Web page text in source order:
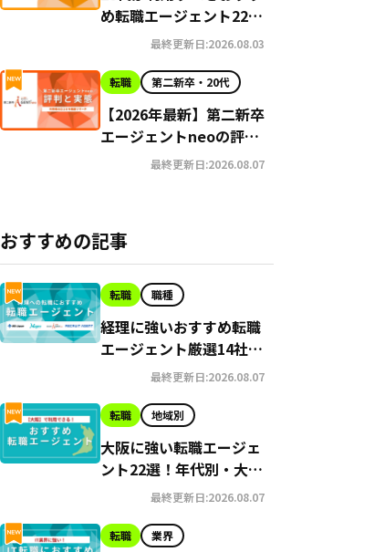
め転職エージェント22選
【2026年最新】
最終更新日:2026.08.03
転職 第二新卒・20代
【2026年最新】第二新卒
エージェントneoの評判
はやばい？Google口コ
最終更新日:2026.08.07
おすすめの記事
転職 職種
経理に強いおすすめ転職
エージェント厳選14社｜
未経験者向けのサービス
最終更新日:2026.08.07
転職 地域別
大阪に強い転職エージェ
ント22選！年代別・大
手・地域密着型にわけて
最終更新日:2026.08.07
転職 業界